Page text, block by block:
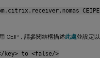
CEIP，請參閱結構描述此處並設定
key> to <false/>